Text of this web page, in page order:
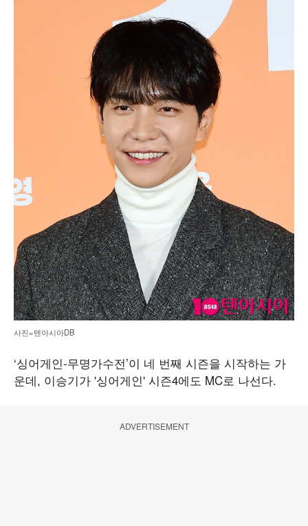
사진=텐아시아DB
‘싱어게인-무명가수전’이 네 번째 시즌을 시작하는 가
운데, 이승기가 '싱어게인' 시즌4에도 MC로 나선다.
ADVERTISEMENT